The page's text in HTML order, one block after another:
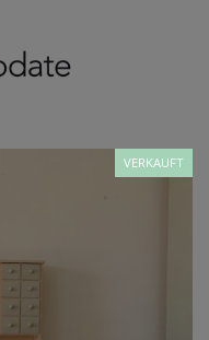
VERKAUFT